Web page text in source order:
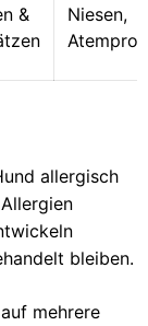
&
Niesen,
allergisch
bleiben.
mehrere